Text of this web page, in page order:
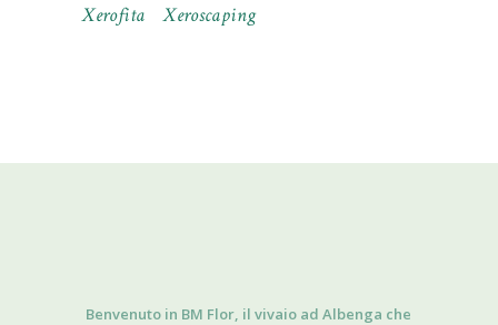
Xerofita
Xeroscaping
Benvenuto in BM Flor, il vivaio ad Albenga che